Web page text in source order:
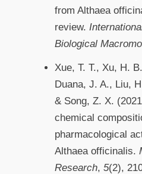
from Althaea
review.
Biological
Xue, T. T., Xu, H.
Duana, J. A., Liu,
& Song, Z. X.
chemical
pharmacological
Althaea officinalis.
Research,5(2),